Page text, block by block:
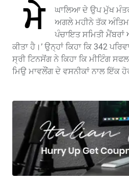
ਮੇ
ਘਾਲਿਆ ਦੇ ਉਪ ਮੁੱਖ
ਅਗਲੇ ਮਹੀਨੇ ਤੱਕ ਅੰਤਿਮ
ਪੰਚਾਇਤ ਸਮਿਤੀ ਮੈਂਬਰਾਂ
ਕੀਤਾ ਹੈ।’ ਉਨ੍ਹਾਂ ਕਿਹਾ ਕਿ 342
ਸ੍ਰੀ ਟਿਨਸੋਂਗ ਨੇ ਕਿਹਾ ਕਿ ਮੀਟਿੰਗ
ਮਿਉ ਮਾਵਲੌਂਗ ਦੇ ਵਸਨੀਕਾਂ ਨਾਲ ਇੱਕ